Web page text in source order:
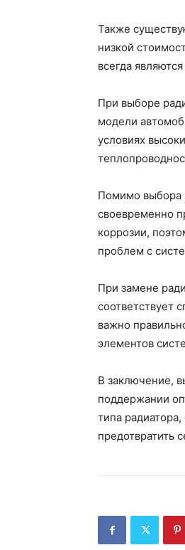
Также
низкой
всегда
При выборе
модели
условиях
Помимо выбора
своевременно
коррозии,
проблем с
При замене
соответствует
важно
элементов
В заключение,
поддержании
типа
предотвратить